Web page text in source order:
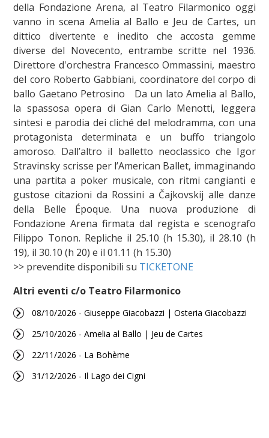
della Fondazione Arena, al Teatro Filarmonico oggi
vanno in scena Amelia al Ballo e Jeu de Cartes, un
dittico divertente e inedito che accosta gemme
diverse del Novecento, entrambe scritte nel 1936.
Direttore d'orchestra Francesco Ommassini, maestro
del coro Roberto Gabbiani, coordinatore del corpo di
ballo Gaetano Petrosino Da un lato Amelia al Ballo,
la spassosa opera di Gian Carlo Menotti, leggera
sintesi e parodia dei cliché del melodramma, con una
protagonista determinata e un buffo triangolo
amoroso. Dall’altro il balletto neoclassico che Igor
Stravinsky scrisse per l’American Ballet, immaginando
una partita a poker musicale, con ritmi cangianti e
gustose citazioni da Rossini a Čajkovskij alle danze
della Belle Époque. Una nuova produzione di
Fondazione Arena firmata dal regista e scenografo
Filippo Tonon. Repliche il 25.10 (h 15.30), il 28.10 (h
19), il 30.10 (h 20) e il 01.11 (h 15.30)
>> prevendite disponibili su TICKETONE
Altri eventi c/o Teatro Filarmonico
08/10/2026 - Giuseppe Giacobazzi | Osteria Giacobazzi
25/10/2026 - Amelia al Ballo | Jeu de Cartes
22/11/2026 - La Bohème
31/12/2026 - Il Lago dei Cigni